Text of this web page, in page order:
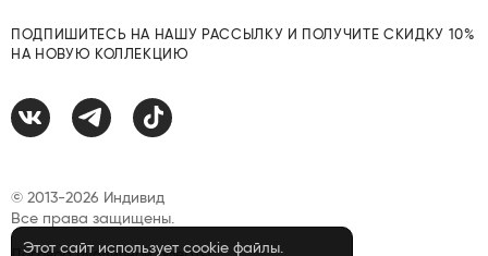
ПОДПИШИТЕСЬ НА НАШУ РАССЫЛКУ И ПОЛУЧИТЕ СКИДКУ 10%
НА НОВУЮ КОЛЛЕКЦИЮ
© 2013-2026 Индивид
Все права защищены.
Этот сайт использует cookie файлы.